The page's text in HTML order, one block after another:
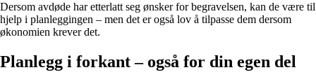
Dersom avdøde har etterlatt seg ønsker for begravelsen, kan de være til
hjelp i planleggingen – men det er også lov å tilpasse dem dersom
økonomien krever det.
Planlegg i forkant – også for din egen del